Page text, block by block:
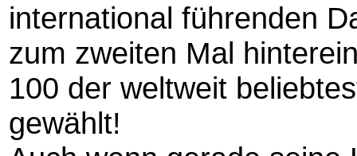
international führenden
zum zweiten Mal
100 der weltweit
gewählt!